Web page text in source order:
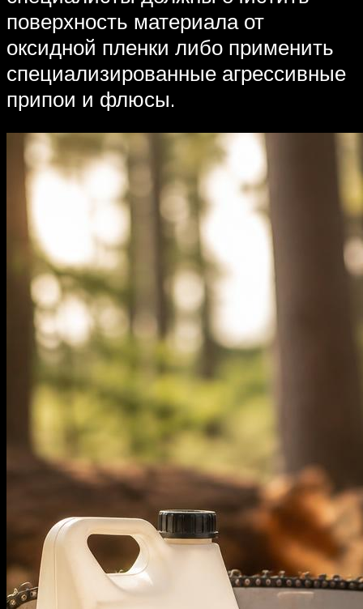
поверхность материала от
оксидной пленки либо применить
специализированные агрессивные
припои и флюсы.